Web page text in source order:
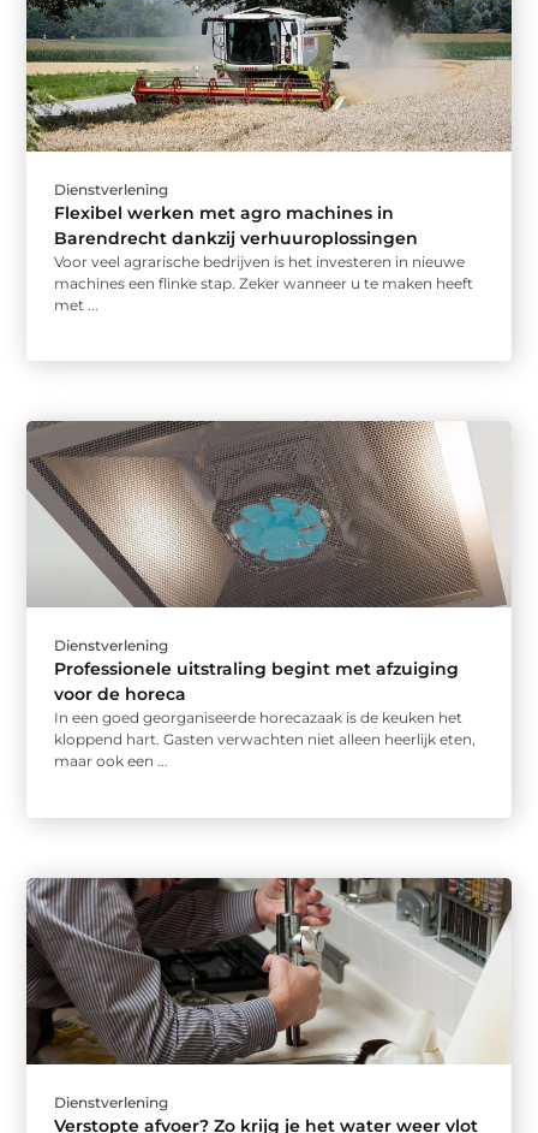
Dienstverlening
Flexibel werken met agro machines in
Barendrecht dankzij verhuuroplossingen
Voor veel agrarische bedrijven is het investeren in nieuwe
machines een flinke stap. Zeker wanneer u te maken heeft
met ...
Dienstverlening
Professionele uitstraling begint met afzuiging
voor de horeca
In een goed georganiseerde horecazaak is de keuken het
kloppend hart. Gasten verwachten niet alleen heerlijk eten,
maar ook een ...
Dienstverlening
Verstopte afvoer? Zo krijg je het water weer vlot